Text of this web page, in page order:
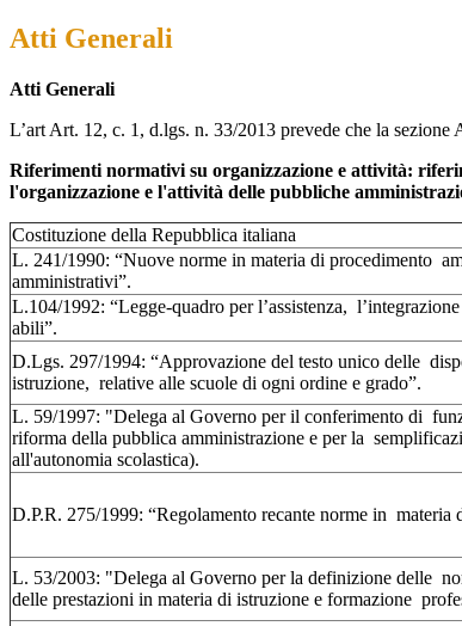
Atti Generali
Atti Generali
L’art Art. 12, c. 1, d.lgs. n. 33/2013 prevede che la
Riferimenti normativi su organizzazione e attività:
l'organizzazione e l'attività delle pubbliche
Costituzione della Repubblica italiana
L. 241/1990: “Nuove norme in materia di procedimento
amministrativi”.
L.104/1992: “Legge-quadro per l’assistenza,
abili”.
D.Lgs. 297/1994: “Approvazione del testo unico delle
istruzione, relative alle scuole di ogni ordine e grado”.
L. 59/1997: "Delega al Governo per il conferimento di
riforma della pubblica amministrazione e per la
all'autonomia scolastica).
D.P.R. 275/1999: “Regolamento recante norme in materia
L. 53/2003: "Delega al Governo per la definizione delle
delle prestazioni in materia di istruzione e formazione